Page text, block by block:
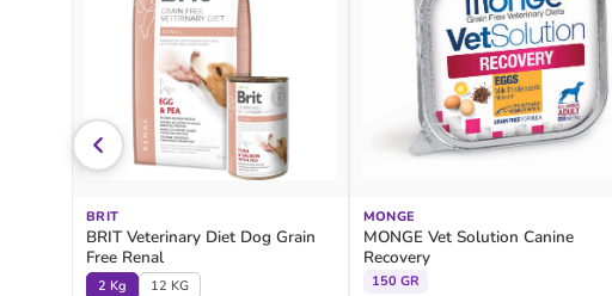
BRIT
BRIT Veterinary Diet Dog Grain
Free Renal
2 Kg 12 KG
MONGE
MONGE Vet Solution Canine
Recovery
150 GR